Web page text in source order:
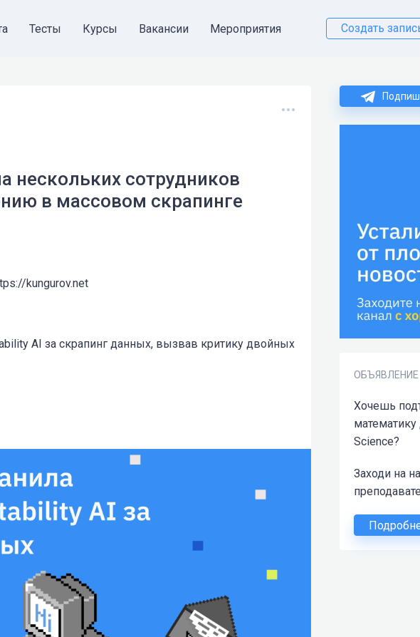
Тесты Курсы Вакансии Мероприятия Создать
ОБЪЯВЛЕНИЕ
Хочешь
Science?
Заходи на
нескольких сотрудников
в массовом скрапинге
kungurov.net
AI за скрапинг данных, вызвав критику двойных